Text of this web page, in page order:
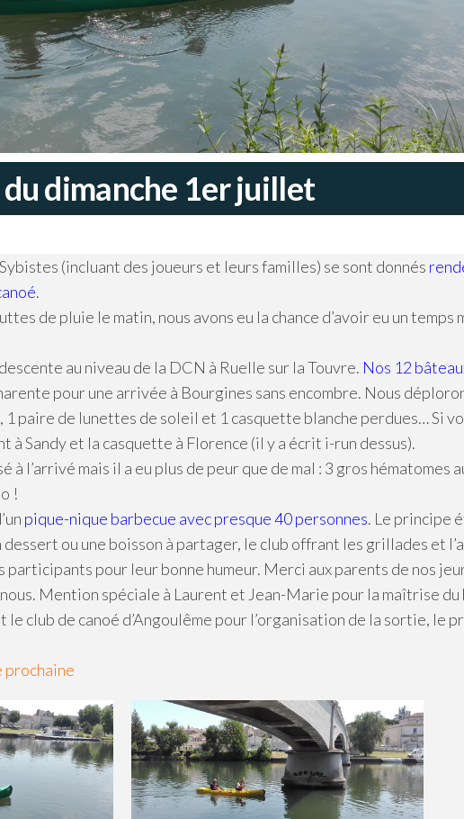
dimanche 1er juillet
(incluant des joueurs et leurs familles) se sont donnés
.
de pluie le matin, nous avons eu la chance d’avoir eu un temps
au niveau de la DCN à Ruelle sur la Touvre. Nos 12
pour une arrivée à Bourgines sans encombre. Nous
1 paire de lunettes de soleil et 1 casquette blanche perdues… Si
à Sandy et la casquette à Florence (il y a écrit i-run dessus).
à l’arrivé mais il a eu plus de peur que de mal : 3 gros hématomes
!
pique-nique barbecue avec presque 40 personnes. Le principe
dessert ou une boisson à partager, le club offrant les grillades et
pour leur bonne humeur. Merci aux parents de nos
Mention spéciale à Laurent et Jean-Marie pour la maîtrise du
club de canoé d’Angoulême pour l’organisation de la sortie, le
prochaine